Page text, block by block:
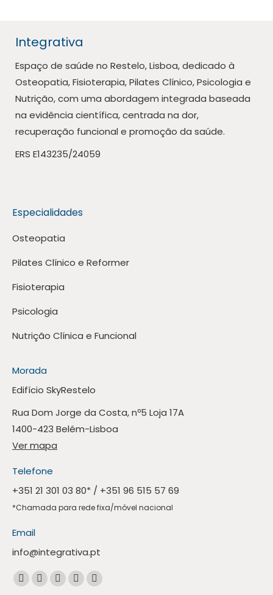
Integrativa
Espaço de saúde no Restelo, Lisboa, dedicado à
Osteopatia, Fisioterapia, Pilates Clínico, Psicologia e
Nutrição, com uma abordagem integrada baseada
na evidência científica, centrada na dor,
recuperação funcional e promoção da saúde.
ERS E143235/24059
Especialidades
Osteopatia
Pilates Clínico e Reformer
Fisioterapia
Psicologia
Nutrição Clínica e Funcional
Morada
Edifício SkyRestelo
Rua Dom Jorge da Costa, nº5 Loja 17A
1400-423 Belém-Lisboa
Ver mapa
Telefone
+351 21 301 03 80* / +351 96 515 57 69
*Chamada para rede fixa/móvel nacional
Email
info@integrativa.pt
Encontre-nos em:
A
A
A
A
A